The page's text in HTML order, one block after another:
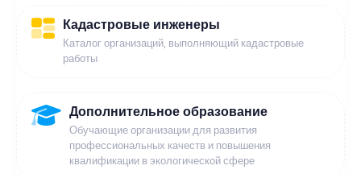
Кадастровые инженеры
Каталог организаций, выполняющий кадастровые
работы
Дополнительное образование
Обучающие организации для развития
профессиональных качеств и повышения
квалификации в экологической сфере